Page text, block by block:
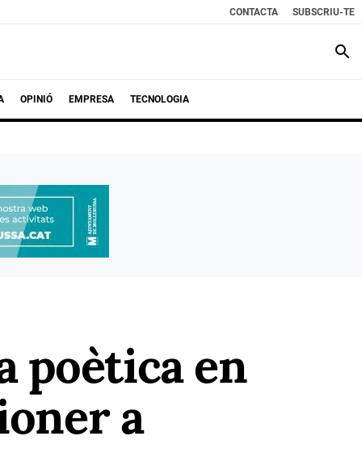
CONTACTA SUBSCRIU-TE
search
OPINIÓ EMPRESA TECNOLOGIA
poètica en
a